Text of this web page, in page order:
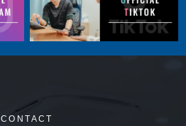
CONTACT